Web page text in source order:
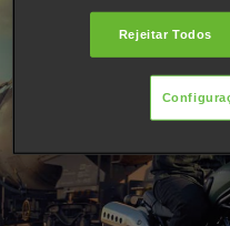
Rejeitar Todos